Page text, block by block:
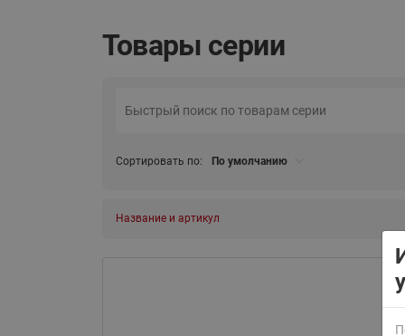
Товары серии
Сортировать по: По умолчанию
Название и артикул